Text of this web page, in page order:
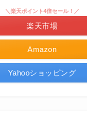
Amazon
＼楽天ポイント4倍セール！／
楽天市場
Yahooショッピング